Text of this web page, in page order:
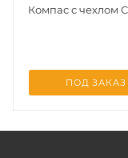
Компас с чехлом
ПОД ЗАКАЗ